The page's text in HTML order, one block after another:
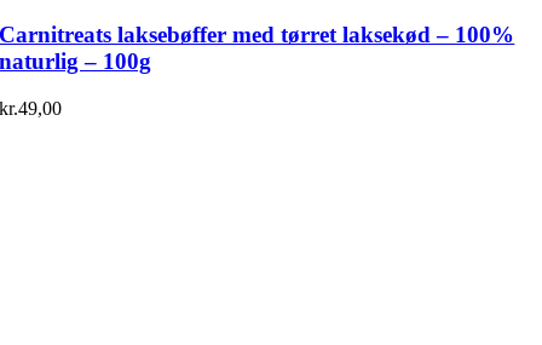
Carnitreats laksebøffer med tørret laksekød – 100%
naturlig – 100g
kr.49,00